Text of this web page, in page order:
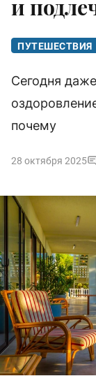
и
ПУТЕШЕСТВИЯ
Сегодня
почему
28 октября 2025